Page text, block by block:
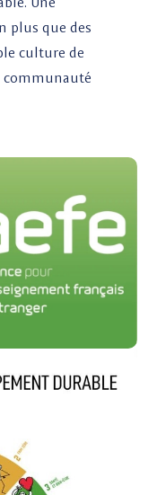
plus que des
culture de
communauté